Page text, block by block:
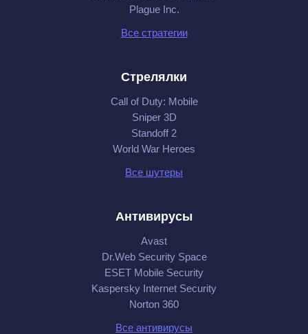
Plague Inc.
Все стратегии
Стрелялки
Call of Duty: Mobile
Sniper 3D
Standoff 2
World War Heroes
Все шутеры
Антивирусы
Avast
Dr.Web Security Space
ESET Mobile Security
Kaspersky Internet Security
Norton 360
Все антивирусы